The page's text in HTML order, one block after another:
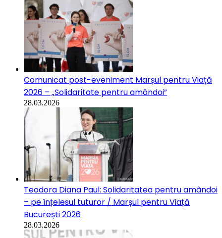
Comunicat post-eveniment Marșul pentru Viață
2026 – „Solidaritate pentru amândoi”
28.03.2026
Teodora Diana Paul: Solidaritatea pentru amândoi
– pe înțelesul tuturor / Marșul pentru Viață
București 2026
28.03.2026